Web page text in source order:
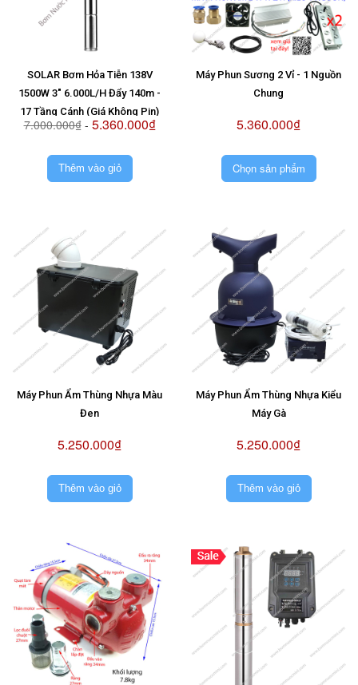
SOLAR Bơm Hỏa Tiễn 138V
1500W 3" 6.000L/H Đẩy 140m -
17 Tầng Cánh (Giá Không Pin)
7.000.000₫- 5.360.000₫
Thêm vào giỏ
Máy Phun Sương 2 Vỉ - 1 Nguồn
Chung
5.360.000₫
Chọn sản phẩm
Máy Phun Ẩm Thùng Nhựa Màu
Đen
5.250.000₫
Thêm vào giỏ
Máy Phun Ẩm Thùng Nhựa Kiểu
Máy Gà
5.250.000₫
Thêm vào giỏ